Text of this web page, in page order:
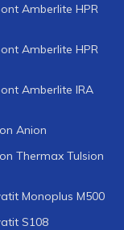
Amberlite HPR
Amberlite HPR
Amberlite IRA
Anion
Thermax Tulsion
Monoplus M500
S108